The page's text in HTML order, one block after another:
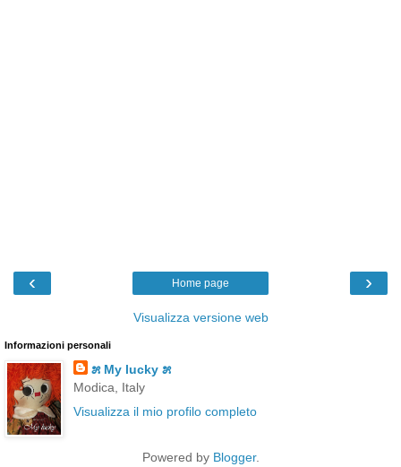
‹ ›
Home page
Visualizza versione web
Informazioni personali
೫ My lucky ೫
Modica, Italy
Visualizza il mio profilo completo
Powered by Blogger.